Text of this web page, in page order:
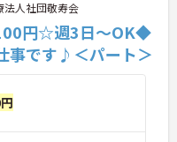
法人社団敬寿会
円☆週3日～OK◆
事です♪＜パート＞